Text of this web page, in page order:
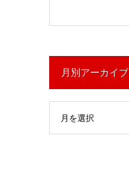
月別アーカイブ
月を選択